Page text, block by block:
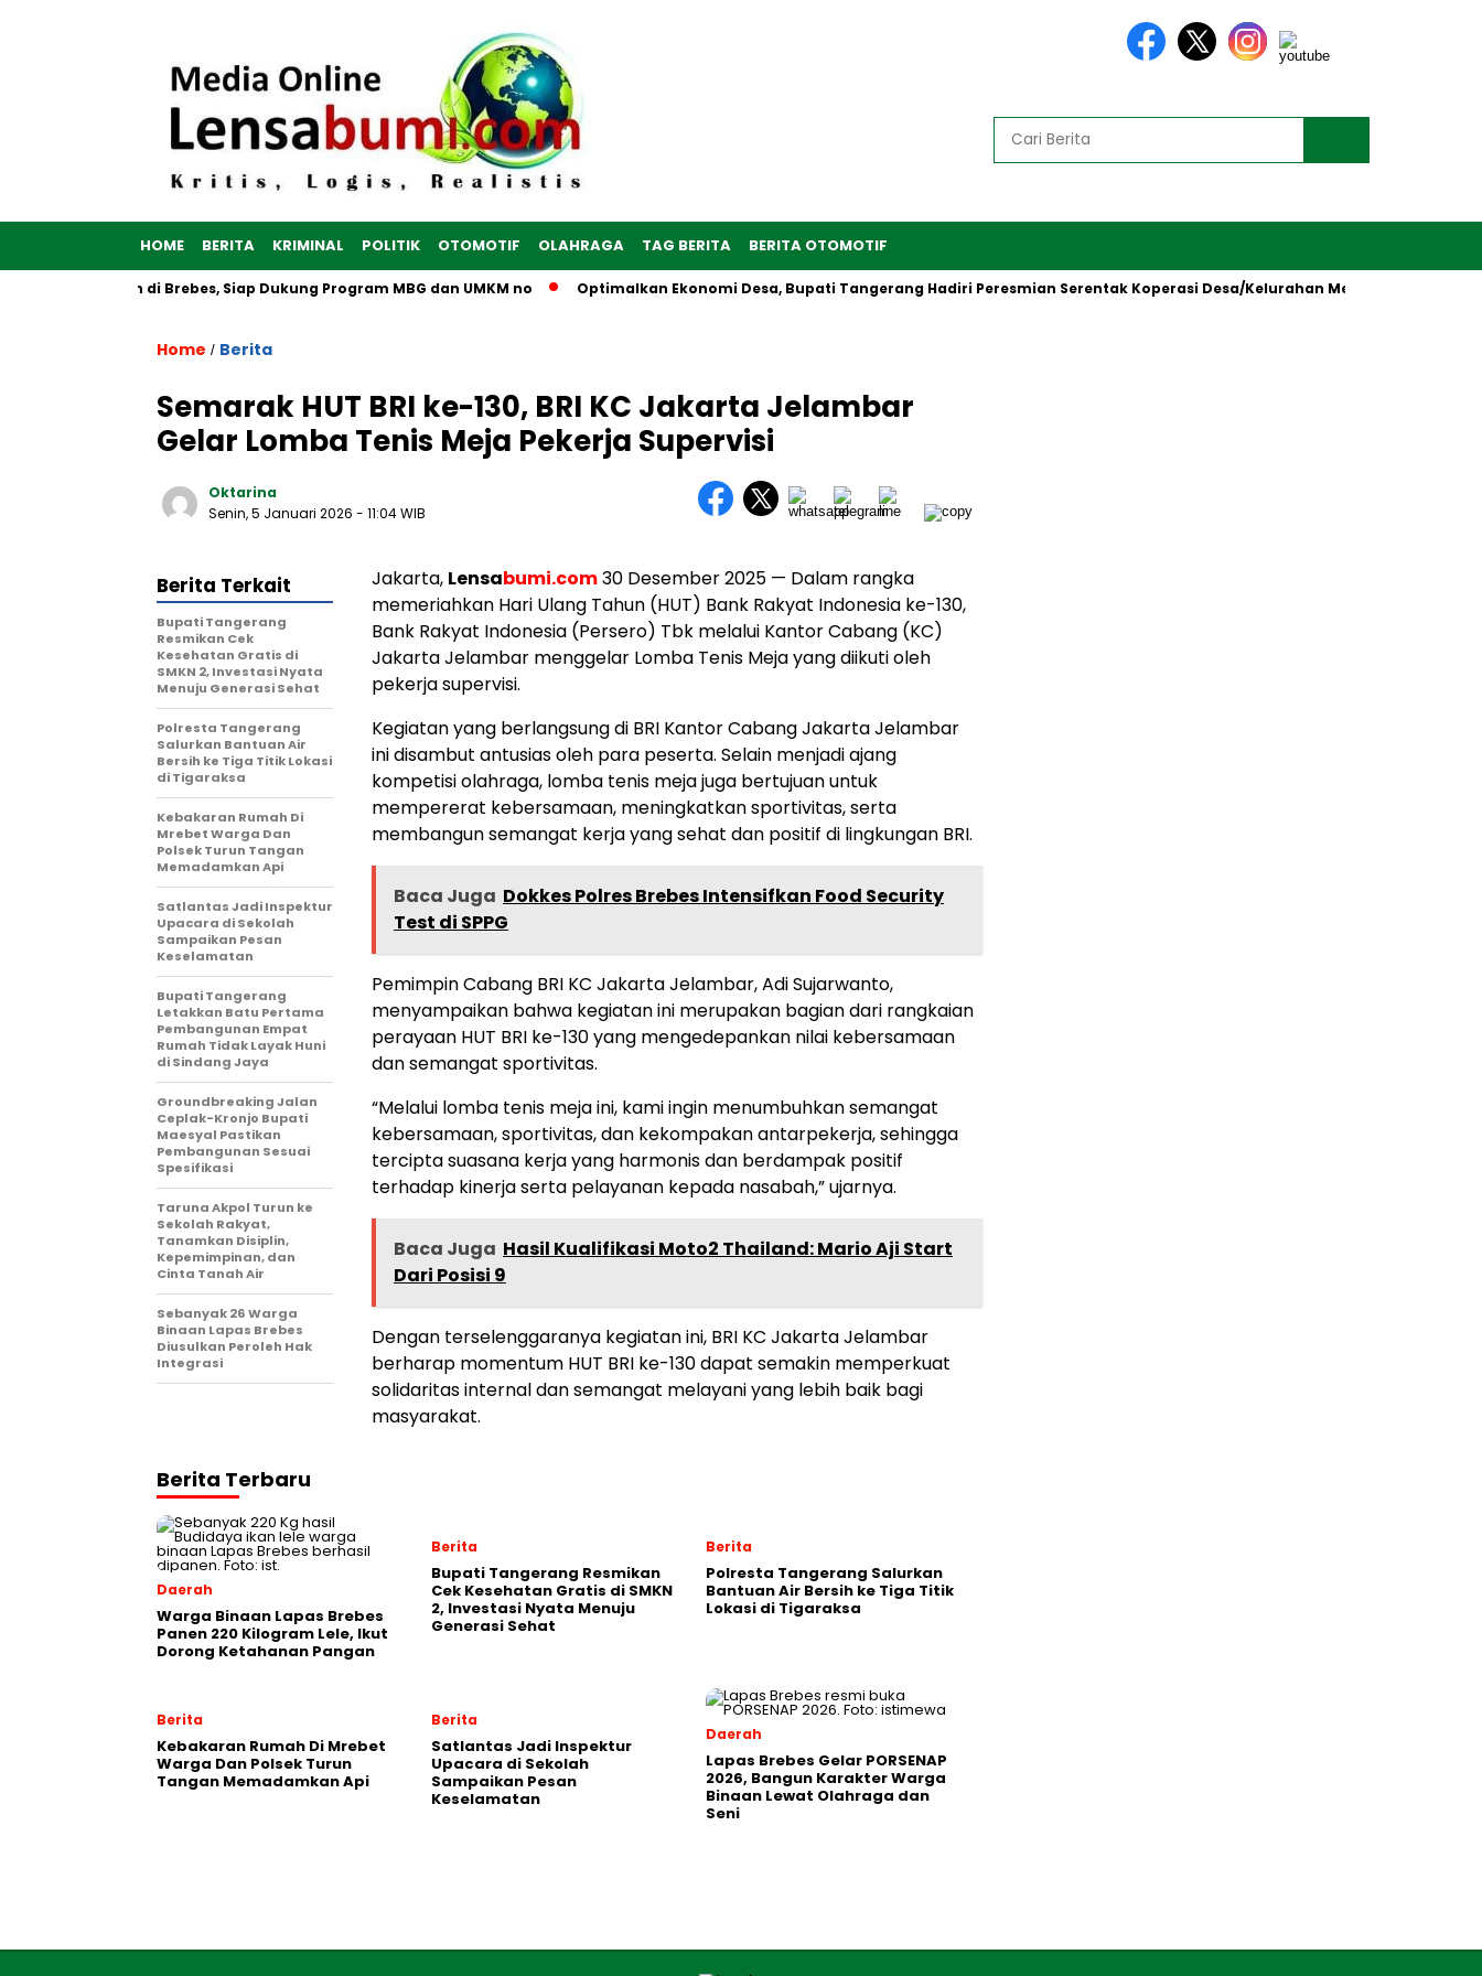
HOME BERITA KRIMINAL POLITIK OTOMOTIF OLAHRAGA TAG BERITA BERITA OTOMOTIF
Putih Dibangun di Brebes, Siap Dukung Program MBG dan UMKM no Optimalkan Ekonomi Desa, Bupati Tangerang Hadiri Peresmian Serentak Koperasi Desa/Kelurahan Merah Putih oleh
Home / Berita
Semarak HUT BRI ke-130, BRI KC Jakarta Jelambar
Gelar Lomba Tenis Meja Pekerja Supervisi
Oktarina
Senin, 5 Januari 2026 - 11:04 WIB
Jakarta, Lensabumi.com30 Desember 2025 — Dalam rangka
memeriahkan Hari Ulang Tahun (HUT) Bank Rakyat Indonesia ke-130,
Bank Rakyat Indonesia (Persero) Tbk melalui Kantor Cabang (KC)
Jakarta Jelambar menggelar Lomba Tenis Meja yang diikuti oleh
pekerja supervisi.
Kegiatan yang berlangsung di BRI Kantor Cabang Jakarta Jelambar
ini disambut antusias oleh para peserta. Selain menjadi ajang
kompetisi olahraga, lomba tenis meja juga bertujuan untuk
mempererat kebersamaan, meningkatkan sportivitas, serta
membangun semangat kerja yang sehat dan positif di lingkungan BRI.
Baca Juga Dokkes Polres Brebes Intensifkan Food Security
Test di SPPG
Pemimpin Cabang BRI KC Jakarta Jelambar, Adi Sujarwanto,
menyampaikan bahwa kegiatan ini merupakan bagian dari rangkaian
perayaan HUT BRI ke-130 yang mengedepankan nilai kebersamaan
dan semangat sportivitas.
“Melalui lomba tenis meja ini, kami ingin menumbuhkan semangat
kebersamaan, sportivitas, dan kekompakan antarpekerja, sehingga
tercipta suasana kerja yang harmonis dan berdampak positif
terhadap kinerja serta pelayanan kepada nasabah,” ujarnya.
Baca Juga Hasil Kualifikasi Moto2 Thailand: Mario Aji Start
Dari Posisi 9
Dengan terselenggaranya kegiatan ini, BRI KC Jakarta Jelambar
berharap momentum HUT BRI ke-130 dapat semakin memperkuat
solidaritas internal dan semangat melayani yang lebih baik bagi
masyarakat.
Berita Terkait
‎Bupati Tangerang
Resmikan Cek
Kesehatan Gratis di
SMKN 2, Investasi Nyata
Menuju Generasi Sehat
Polresta Tangerang
Salurkan Bantuan Air
Bersih ke Tiga Titik Lokasi
di Tigaraksa
Kebakaran Rumah Di
Mrebet Warga Dan
Polsek Turun Tangan
Memadamkan Api
Satlantas Jadi Inspektur
Upacara di Sekolah
Sampaikan Pesan
Keselamatan
Bupati Tangerang
Letakkan Batu Pertama
Pembangunan Empat
Rumah Tidak Layak Huni
di Sindang Jaya
Groundbreaking Jalan
Ceplak-Kronjo Bupati
Maesyal Pastikan
Pembangunan Sesuai
Spesifikasi
Taruna Akpol Turun ke
Sekolah Rakyat,
Tanamkan Disiplin,
Kepemimpinan, dan
Cinta Tanah Air
Sebanyak 26 Warga
Binaan Lapas Brebes
Diusulkan Peroleh Hak
Integrasi
Berita Terbaru
Daerah
Warga Binaan Lapas Brebes
Panen 220 Kilogram Lele, Ikut
Dorong Ketahanan Pangan
Berita
‎Bupati Tangerang Resmikan
Cek Kesehatan Gratis di SMKN
2, Investasi Nyata Menuju
Generasi Sehat
Berita
Polresta Tangerang Salurkan
Bantuan Air Bersih ke Tiga Titik
Lokasi di Tigaraksa
Berita
Kebakaran Rumah Di Mrebet
Warga Dan Polsek Turun
Tangan Memadamkan Api
Berita
Satlantas Jadi Inspektur
Upacara di Sekolah
Sampaikan Pesan
Keselamatan
Daerah
Lapas Brebes Gelar PORSENAP
2026, Bangun Karakter Warga
Binaan Lewat Olahraga dan
Seni